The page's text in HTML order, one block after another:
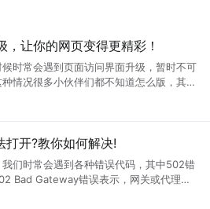
让你的网页变得更精彩！
常会遇到页面访问界面升级，暂时不可
情况很多小伙伴们都不知道怎么版，其实
不会出现这种问题的。那么如果遇到页面
网页正在进行升级，暂时不可能进行访问
的流畅度，让大家后续访问过程中更加顺
页面访问界面升级通知怎么设置出现页
开这个永久访问页面，然后点击升级按
开?教你如何解决!
时常会遇到各种错误代码，其中502错
Bad Gateway错误表示，网关或代理服
。那么，错误代码502是什么意思?错误